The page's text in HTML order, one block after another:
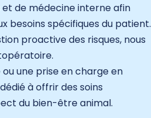
de médecine interne afin
besoins spécifiques du patient.
proactive des risques, nous
une prise en charge en
à offrir des soins
du bien-être animal.